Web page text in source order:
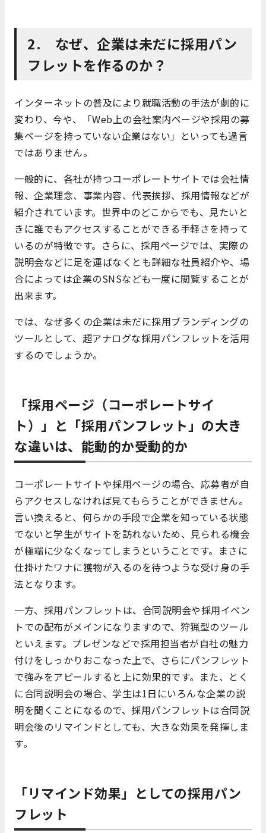
2. なぜ、企業は未だに採用パン
フレットを作るのか？
インターネットの普及により就職活動の手法が劇的に
変わり、今や、「Web上の会社案内ページや採用の募
集ページを持っていない企業はない」といっても過言
ではありません。
一般的に、各社が持つコーポレートサイトでは会社情
報、企業理念、事業内容、代表挨拶、採用情報などが
紹介されています。世界中のどこからでも、見たいと
きに誰でもアクセスすることができる手軽さを持って
いるのが特徴です。さらに、採用ページでは、実際の
説明会などに足を運ばなくとも詳細な社員紹介や、場
合によっては企業のSNSなども一度に閲覧することが
出来ます。
では、なぜ多くの企業は未だに採用ブランディングの
ツールとして、超アナログな採用パンフレットを活用
するのでしょうか。
「採用ページ（コーポレートサイ
ト）」と「採用パンフレット」の大き
な違いは、能動的か受動的か
コーポレートサイトや採用ページの場合、応募者が自
らアクセスしなければ見てもらうことができません。
言い換えると、何らかの手段で企業を知っている状態
でないと学生がサイトを訪れないため、見られる機会
が極端に少なくなってしまうということです。まさに
仕掛けたワナに獲物が入るのを待つような受け身の手
法となります。
一方、採用パンフレットは、合同説明会や採用イベン
トでの配布がメインになりますので、狩猟型のツール
といえます。プレゼンなどで採用担当者が自社の魅力
付けをしっかりおこなった上で、さらにパンフレット
で強みをアピールすると上に効果的です。また、とく
に合同説明会の場合、学生は1日にいろんな企業の説
明を聞くことになるので、採用パンフレットは合同説
明会後のリマインドとしても、大きな効果を発揮しま
す。
「リマインド効果」としての採用パン
フレット